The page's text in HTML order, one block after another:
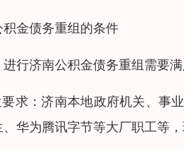
金债务重组的条件
行济南公积金债务重组需要满
求：济南本地政府机关、事
华为腾讯字节等大厂职工等